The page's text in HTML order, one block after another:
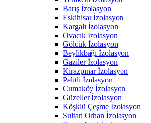
Barış İzolasyon
Eskihisar İzolasyon
Kargalı İzolasyon
Ovacık İzolasyon
Gölcük İzolasyon
Beylikbağı İzolasyon
Gaziler İzolasyon
Kirazpınar İzolasyon
Pelitli İzolasyon
Cumaköy İzolasyon
Güzeller İzolasyon
Köşklü Çeşme İzolasyon
Sultan Orhan İzolasyon